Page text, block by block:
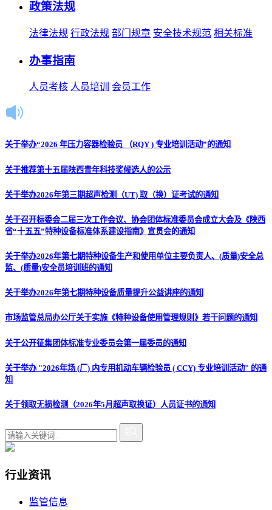
政策法规
法律法规 行政法规 部门规章 安全技术规范 相关标准
办事指南
人员考核 人员培训 会员工作
关于举办“2026 年压力容器检验员 （RQY ) 专业培训活动”的通知
关于推荐第十五届陕西青年科技奖候选人的公示
关于举办2026年第三期超声检测（UT) 取（换）证考试的通知
关于召开标委会二届三次工作会议、协会团体标准委员会成立大会及《陕西
省“十五五”特种设备标准体系建设指南》宣贯会的通知
关于举办2026年第七期特种设备生产和使用单位主要负责人、(质量)安全总
监、(质量)安全员培训班的通知
关于举办2026年第七期特种设备质量提升公益讲座的通知
市场监管总局办公厅关于实施《特种设备使用管理规则》若干问题的通知
关于公开征集团体标准专业委员会第一届委员的通知
关于举办 "2026年场 (厂) 内专用机动车辆检验员 ( CCY) 专业培训活动" 的通
知
关于领取无损检测（2026年5月超声取换证）人员证书的通知
行业资讯
监管信息